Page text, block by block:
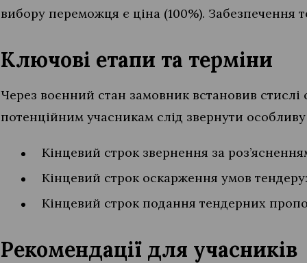
вибору переможця є ціна (100%). Забезпечення
Ключові етапи та терміни
Через воєнний стан замовник встановив
потенційним учасникам слід звернути особливу
Кінцевий строк звернення за
Кінцевий строк оскарження умов
Кінцевий строк подання тендерних
Рекомендації для учасників